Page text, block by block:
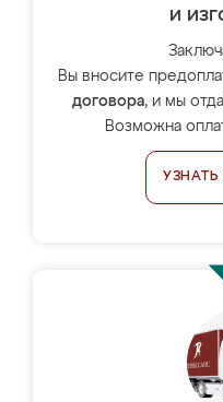
и
Вы вносите
договора, и мы
Возможна
УЗНАТЬ